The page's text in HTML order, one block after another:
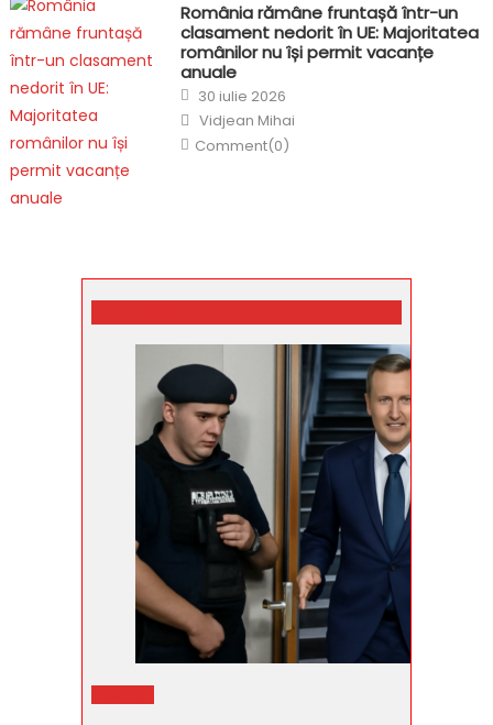
România rămâne fruntașă într-un
clasament nedorit în UE: Majoritatea
românilor nu își permit vacanțe
anuale
Posted
on
30 iulie 2026
Author
Vidjean Mihai
Comment(0)